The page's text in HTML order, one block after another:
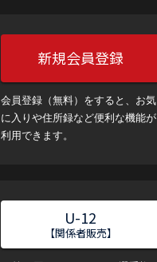
新規会員登録
会員登録（無料）をすると、お気
に入りや住所録など便利な機能が
利用できます。
U-12
【関係者販売】